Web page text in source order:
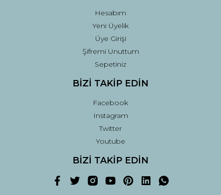
Hesabım
Yeni Üyelik
Üye Girişi
Şifremi Unuttum
Sepetiniz
BİZİ TAKİP EDİN
Facebook
Instagram
Twitter
Youtube
BİZİ TAKİP EDİN